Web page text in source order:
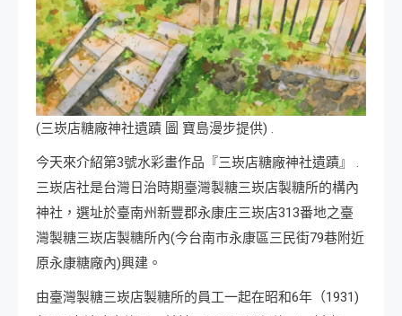
(三崁店糖廠神社遺蹟 圖 寶島漫步提供) .
今天來介紹第3號水彩畫作品『三崁店糖廠神社遺蹟』 .
三崁店社是台灣日治時期臺灣製糖三崁店製糖所的構內
神社，選址於臺南州新豐郡永康庄三崁店313番地之臺
灣製糖三崁店製糖所內(今台南市永康區三民街79巷附近
原永康糖廠內)興建。
由臺灣製糖三崁店製糖所的員工一起在昭和6年（1931)